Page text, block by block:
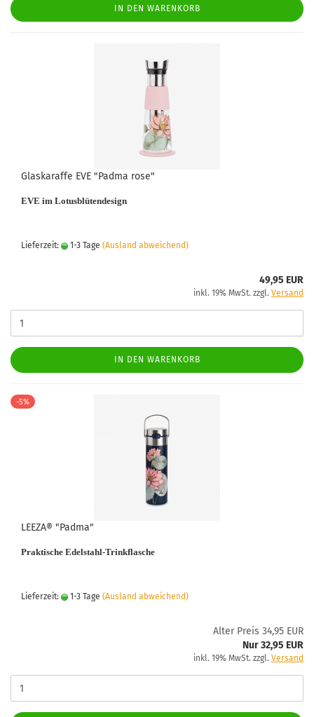
IN DEN WARENKORB
Glaskaraffe EVE "Padma rose"
EVE im Lotusblütendesign
Lieferzeit: 1-3 Tage (Ausland abweichend)
49,95 EUR
inkl. 19% MwSt. zzgl. Versand
IN DEN WARENKORB
-5%
LEEZA® "Padma"
Praktische Edelstahl-Trinkflasche
Lieferzeit: 1-3 Tage (Ausland abweichend)
Alter Preis 34,95 EUR
Nur 32,95 EUR
inkl. 19% MwSt. zzgl. Versand